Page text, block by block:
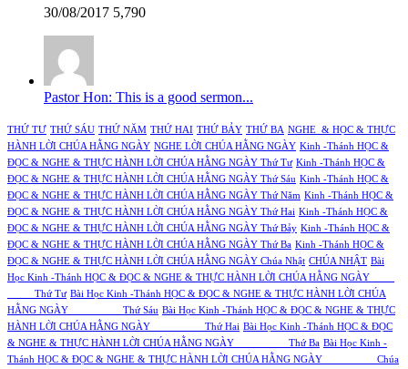
30/08/2017 5,790
Pastor Hon: This is a good sermon...
THỨ TƯ THỨ SÁU THỨ NĂM THỨ HAI THỨ BẢY THỨ BA NGHE & HỌC & THỰC
HÀNH LỜI CHÚA HẰNG NGÀY NGHE LỜI CHÚA HẰNG NGÀY Kinh -Thánh HỌC &
ĐỌC & NGHE & THỰC HÀNH LỜI CHÚA HẰNG NGÀY Thứ Tư Kinh -Thánh HỌC &
ĐỌC & NGHE & THỰC HÀNH LỜI CHÚA HẰNG NGÀY Thứ Sáu Kinh -Thánh HỌC &
ĐỌC & NGHE & THỰC HÀNH LỜI CHÚA HẰNG NGÀY Thứ Năm Kinh -Thánh HỌC &
ĐỌC & NGHE & THỰC HÀNH LỜI CHÚA HẰNG NGÀY Thứ Hai Kinh -Thánh HỌC &
ĐỌC & NGHE & THỰC HÀNH LỜI CHÚA HẰNG NGÀY Thứ Bảy Kinh -Thánh HỌC &
ĐỌC & NGHE & THỰC HÀNH LỜI CHÚA HẰNG NGÀY Thứ Ba Kinh -Thánh HỌC &
ĐỌC & NGHE & THỰC HÀNH LỜI CHÚA HẰNG NGÀY Chúa Nhật CHÚA NHẬT Bài
Học Kinh -Thánh HỌC & ĐỌC & NGHE & THỰC HÀNH LỜI CHÚA HẰNG NGÀY
Thứ Tư Bài Học Kinh -Thánh HỌC & ĐỌC & NGHE & THỰC HÀNH LỜI CHÚA
HẰNG NGÀY Thứ Sáu Bài Học Kinh -Thánh HỌC & ĐỌC & NGHE & THỰC
HÀNH LỜI CHÚA HẰNG NGÀY Thứ Hai Bài Học Kinh -Thánh HỌC & ĐỌC
& NGHE & THỰC HÀNH LỜI CHÚA HẰNG NGÀY Thứ Ba Bài Học Kinh -
Thánh HỌC & ĐỌC & NGHE & THỰC HÀNH LỜI CHÚA HẰNG NGÀY Chúa